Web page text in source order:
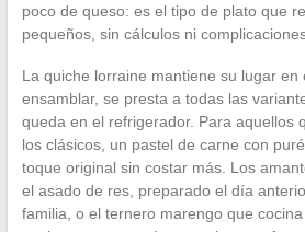
poco de queso: es el tipo de plato que
pequeños, sin cálculos ni
La quiche lorraine mantiene su lugar en
ensamblar, se presta a todas las
queda en el refrigerador. Para aquellos
los clásicos, un pastel de carne con
toque original sin costar más. Los
el asado de res, preparado el día
familia, o el ternero marengo que